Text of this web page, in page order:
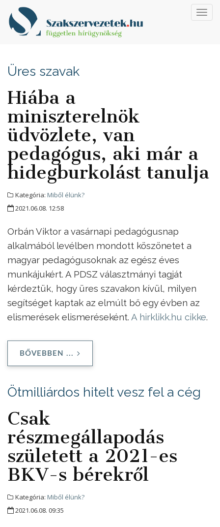
Üres szavak
Hiába a
miniszterelnök
üdvözlete, van
pedagógus, aki már a
hidegburkolást tanulja
Kategória: Miből élünk?
2021.06.08. 12:58
Orbán Viktor a vasárnapi pedagógusnap
alkalmából levélben mondott köszönetet a
magyar pedagógusoknak az egész éves
munkájukért. A PDSZ választmányi tagját
kérdeztük, hogy üres szavakon kívül, milyen
segítséget kaptak az elmúlt bő egy évben az
elismerések elismeréseként. A hirklikk.hu cikke.
BŐVEBBEN ...
Ötmilliárdos hitelt vesz fel a cég
Csak
részmegállapodás
született a 2021-es
BKV-s bérekről
Kategória: Miből élünk?
2021.06.08. 09:35